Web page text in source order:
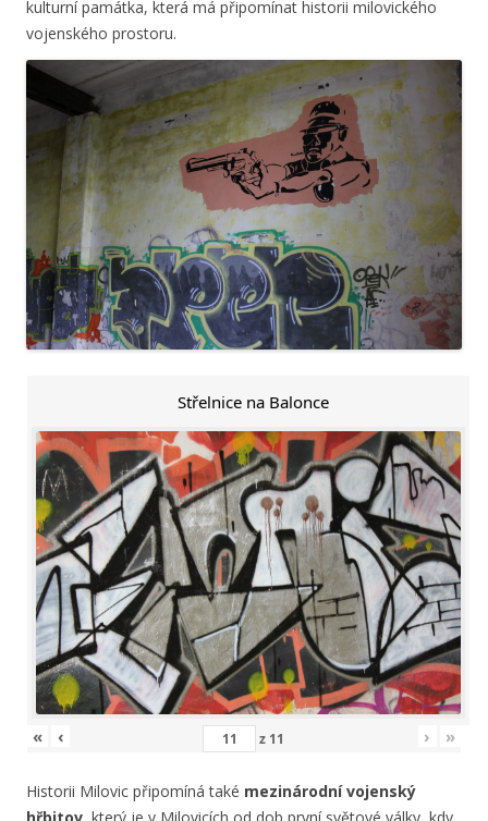
kulturní památka, která má připomínat historii milovického
vojenského prostoru.
Střelnice na Balonce
« ‹ z 11 › »
Historii Milovic připomíná také mezinárodní vojenský